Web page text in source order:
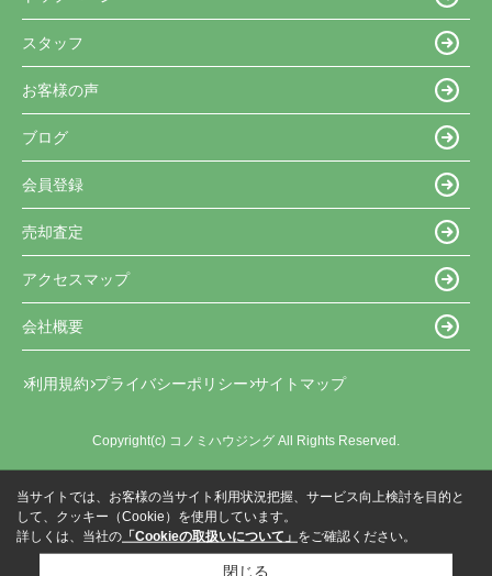
スタッフ
お客様の声
ブログ
会員登録
売却査定
アクセスマップ
会社概要
利用規約 プライバシーポリシー サイトマップ
Copyright(c) コノミハウジング All Rights Reserved.
当サイトでは、お客様の当サイト利用状況把握、サービス向上検討を目的と
して、クッキー（Cookie）を使用しています。
詳しくは、当社の 「Cookieの取扱いについて」 をご確認ください。
閉じる